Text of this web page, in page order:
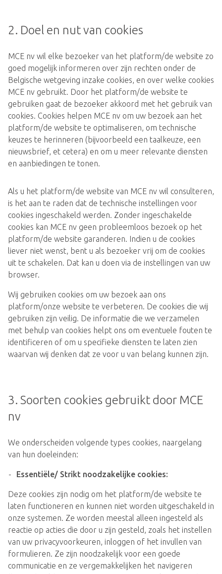
2. Doel en nut van cookies
MCE nv wil elke bezoeker van het platform/de website zo
goed mogelijk informeren over zijn rechten onder de
Belgische wetgeving inzake cookies, en over welke cookies
MCE nv gebruikt. Door het platform/de website te
gebruiken gaat de bezoeker akkoord met het gebruik van
cookies. Cookies helpen MCE nv om uw bezoek aan het
platform/de website te optimaliseren, om technische
keuzes te herinneren (bijvoorbeeld een taalkeuze, een
nieuwsbrief, et cetera) en om u meer relevante diensten
en aanbiedingen te tonen.
Als u het platform/de website van MCE nv wil consulteren,
is het aan te raden dat de technische instellingen voor
cookies ingeschakeld werden. Zonder ingeschakelde
cookies kan MCE nv geen probleemloos bezoek op het
platform/de website garanderen. Indien u de cookies
liever niet wenst, bent u als bezoeker vrij om de cookies
uit te schakelen. Dat kan u doen via de instellingen van uw
browser.
Wij gebruiken cookies om uw bezoek aan ons
platform/onze website te verbeteren. De cookies die wij
gebruiken zijn veilig. De informatie die we verzamelen
met behulp van cookies helpt ons om eventuele fouten te
identificeren of om u specifieke diensten te laten zien
waarvan wij denken dat ze voor u van belang kunnen zijn.
3. Soorten cookies gebruikt door MCE
nv
We onderscheiden volgende types cookies, naargelang
van hun doeleinden:
Essentiële/ Strikt noodzakelijke cookies:
Deze cookies zijn nodig om het platform/de website te
laten functioneren en kunnen niet worden uitgeschakeld in
onze systemen. Ze worden meestal alleen ingesteld als
reactie op acties die door u zijn gesteld, zoals het instellen
van uw privacyvoorkeuren, inloggen of het invullen van
formulieren. Ze zijn noodzakelijk voor een goede
communicatie en ze vergemakkelijken het navigeren